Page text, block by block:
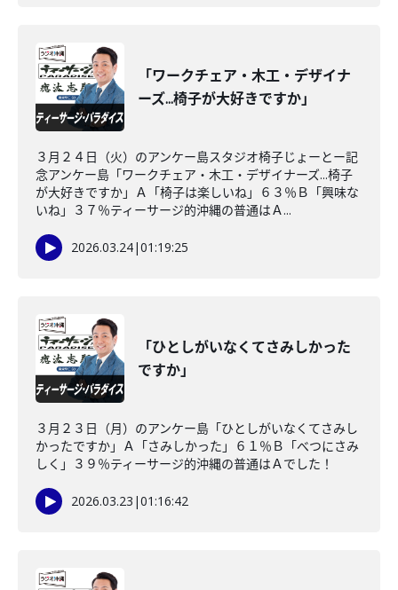
「ワークチェア・木工・デザイナ
ーズ...椅子が大好きですか」
３月２４日（火）のアンケー島スタジオ椅子じょーとー記
念アンケー島「ワークチェア・木工・デザイナーズ...椅子
が大好きですか」Ａ「椅子は楽しいね」６３％Ｂ「興味な
いね」３７％ティーサージ的沖縄の普通はＡ...
2026.03.24|01:19:25
「ひとしがいなくてさみしかった
ですか」
３月２３日（月）のアンケー島「ひとしがいなくてさみし
かったですか」Ａ「さみしかった」６１％Ｂ「べつにさみ
しく」３９％ティーサージ的沖縄の普通はＡでした！
2026.03.23 |01:16:42